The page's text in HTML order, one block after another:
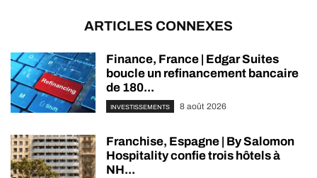
ARTICLES CONNEXES
Finance, France | Edgar Suites
boucle un refinancement bancaire
de 180...
INVESTISSEMENTS 8 août 2026
Franchise, Espagne | By Salomon
Hospitality confie trois hôtels à
NH...